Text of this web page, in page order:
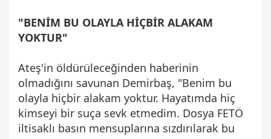
"BENİM BU OLAYLA HİÇBİR ALAKAM
YOKTUR"
Ateş'in öldürüleceğinden haberinin
olmadığını savunan Demirbaş, "Benim bu
olayla hiçbir alakam yoktur. Hayatımda hiç
kimseyi bir suça sevk etmedim. Dosya FETÖ
iltisaklı basın mensuplarına sızdırılarak bu